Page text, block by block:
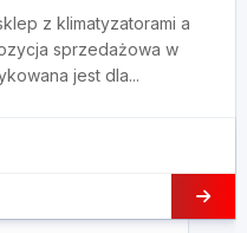
z klimatyzatorami a
sprzedażowa w
jest dla...